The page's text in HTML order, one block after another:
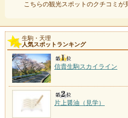
こちらの観光スポットのクチコミが
生駒・天理
人気スポットランキング
信貴生駒スカイライン
片上醤油（見学）